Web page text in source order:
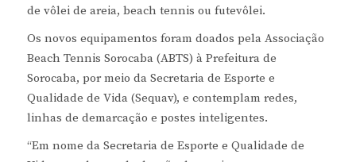
de vôlei de areia, beach tennis ou futevôlei.
Os novos equipamentos foram doados pela Associação
Beach Tennis Sorocaba (ABTS) à Prefeitura de
Sorocaba, por meio da Secretaria de Esporte e
Qualidade de Vida (Sequav), e contemplam redes,
linhas de demarcação e postes inteligentes.
“Em nome da Secretaria de Esporte e Qualidade de